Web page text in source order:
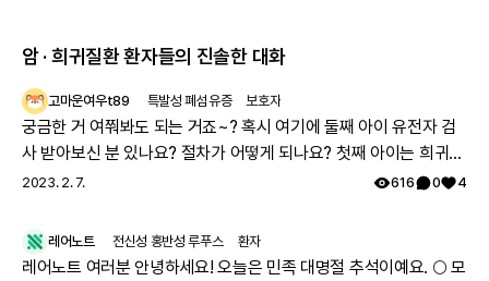
암 · 희귀질환 환자들의 진솔한 대화
고마운여우t89 특발성 폐섬유증 보호자
궁금한 거 여쭤봐도 되는 거죠~? 혹시 여기에 둘째 아이 유전자 검
사 받아보신 분 있나요? 절차가 어떻게 되나요? 첫째 아이는 희귀질
환 진단받았고, 당시에 애기 아빠랑 저랑 유전자 검사했는데 돌연변
걱정스러워서리.. 다들 몇주차에 무슨 검사하셨나요? 도움 좀 주심
감사하겠습니다.
2023. 2. 7. 616 0 4
레어노트 전신성 홍반성 루푸스 환자
레어노트 여러분 안녕하세요! 오늘은 민족 대명절 추석이예요. 🌕 모